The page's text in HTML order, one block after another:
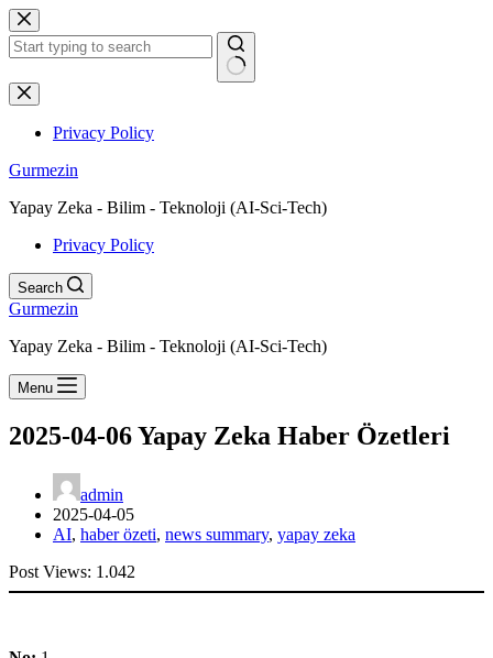
Skip
to
content
No
results
Privacy Policy
Gurmezin
Yapay Zeka - Bilim - Teknoloji (AI-Sci-Tech)
Privacy Policy
Search
Gurmezin
Yapay Zeka - Bilim - Teknoloji (AI-Sci-Tech)
Menu
2025-04-06 Yapay Zeka Haber Özetleri
admin
2025-04-05
AI, haber özeti, news summary, yapay zeka
Post Views: 1.042